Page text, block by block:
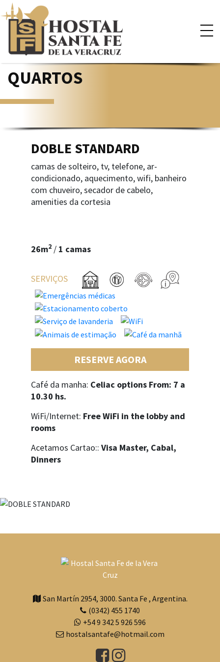
QUARTOS
DOBLE STANDARD
camas de solteiro, tv, telefone, ar-
condicionado, aquecimento, wifi, banheiro
com chuveiro, secador de cabelo,
amenities da cortesia
26m2 / 1 camas
SERVIÇOS
RESERVE AGORA
Café da manha: Celiac options From: 7 a
10.30 hs.
WiFi/Internet: Free WiFi in the lobby and
rooms
Acetamos Cartao:: Visa Master, Cabal,
Dinners
San Martín 2954, 3000. Santa Fe , Argentina.
(0342) 455 1740
+54 9 342 5 926 596
hostalsantafe@hotmail.com